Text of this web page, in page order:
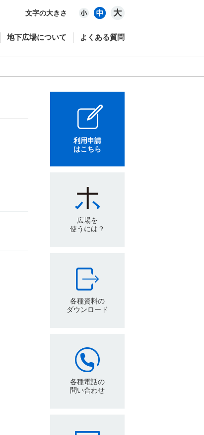
文字の大きさ
地下広場について よくある質問
利用申請
はこちら
広場を
使うには？
各種資料の
ダウンロード
各種電話の
問い合わせ